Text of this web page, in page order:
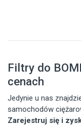
Filtry do
cenach
Jedynie u nas
samochodów
Zarejestruj się i